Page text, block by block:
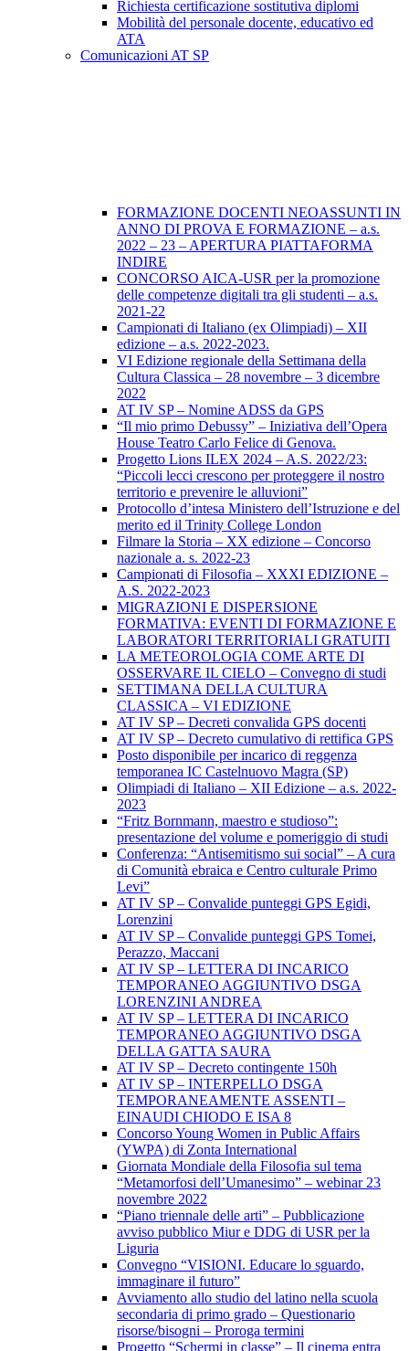
Richiesta certificazione sostitutiva diplomi
Mobilità del personale docente, educativo ed
ATA
Comunicazioni AT SP
FORMAZIONE DOCENTI NEOASSUNTI IN
ANNO DI PROVA E FORMAZIONE – a.s.
2022 – 23 – APERTURA PIATTAFORMA
INDIRE
CONCORSO AICA-USR per la promozione
delle competenze digitali tra gli studenti – a.s.
2021-22
Campionati di Italiano (ex Olimpiadi) – XII
edizione – a.s. 2022-2023.
VI Edizione regionale della Settimana della
Cultura Classica – 28 novembre – 3 dicembre
2022
AT IV SP – Nomine ADSS da GPS
“Il mio primo Debussy” – Iniziativa dell’Opera
House Teatro Carlo Felice di Genova.
Progetto Lions ILEX 2024 – A.S. 2022/23:
“Piccoli lecci crescono per proteggere il nostro
territorio e prevenire le alluvioni”
Protocollo d’intesa Ministero dell’Istruzione e del
merito ed il Trinity College London
Filmare la Storia – XX edizione – Concorso
nazionale a. s. 2022-23
Campionati di Filosofia – XXXI EDIZIONE –
A.S. 2022-2023
MIGRAZIONI E DISPERSIONE
FORMATIVA: EVENTI DI FORMAZIONE E
LABORATORI TERRITORIALI GRATUITI
LA METEOROLOGIA COME ARTE DI
OSSERVARE IL CIELO – Convegno di studi
SETTIMANA DELLA CULTURA
CLASSICA – VI EDIZIONE
AT IV SP – Decreti convalida GPS docenti
AT IV SP – Decreto cumulativo di rettifica GPS
Posto disponibile per incarico di reggenza
temporanea IC Castelnuovo Magra (SP)
Olimpiadi di Italiano – XII Edizione – a.s. 2022-
2023
“Fritz Bornmann, maestro e studioso”:
presentazione del volume e pomeriggio di studi
Conferenza: “Antisemitismo sui social” – A cura
di Comunità ebraica e Centro culturale Primo
Levi”
AT IV SP – Convalide punteggi GPS Egidi,
Lorenzini
AT IV SP – Convalide punteggi GPS Tomei,
Perazzo, Maccani
AT IV SP – LETTERA DI INCARICO
TEMPORANEO AGGIUNTIVO DSGA
LORENZINI ANDREA
AT IV SP – LETTERA DI INCARICO
TEMPORANEO AGGIUNTIVO DSGA
DELLA GATTA SAURA
AT IV SP – Decreto contingente 150h
AT IV SP – INTERPELLO DSGA
TEMPORANEAMENTE ASSENTI –
EINAUDI CHIODO E ISA 8
Concorso Young Women in Public Affairs
(YWPA) di Zonta International
Giornata Mondiale della Filosofia sul tema
“Metamorfosi dell’Umanesimo” – webinar 23
novembre 2022
“Piano triennale delle arti” – Pubblicazione
avviso pubblico Miur e DDG di USR per la
Liguria
Convegno “VISIONI. Educare lo sguardo,
immaginare il futuro”
Avviamento allo studio del latino nella scuola
secondaria di primo grado – Questionario
risorse/bisogni – Proroga termini
Progetto “Schermi in classe” – Il cinema entra